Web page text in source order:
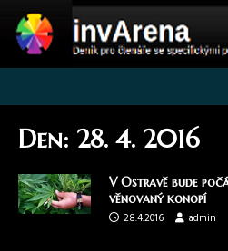
Den: 28. 4. 2016
V Ostravě bude
věnovaný konopí
28.4.2016
admin